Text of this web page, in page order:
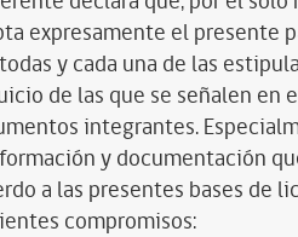
expresamente el presente
y cada una de las
de las que se señalen en
integrantes.
y documentación
a las presentes bases de
compromisos: